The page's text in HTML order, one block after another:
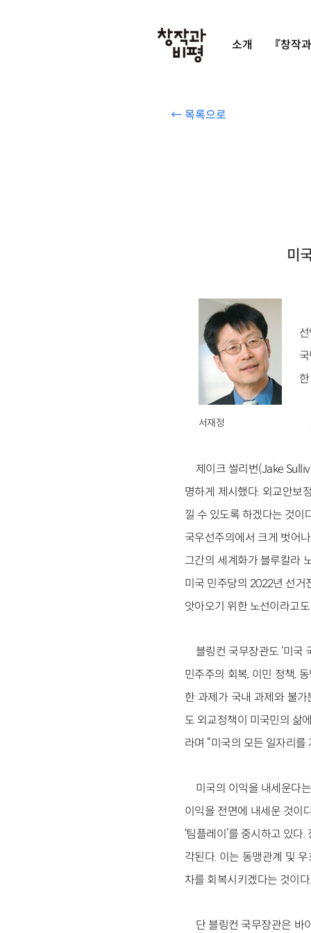
소개 『창작
← 목록으로
미
서재정
제이크 썰리번(Jake
명하게 제시했다. 외교안보
낄 수 있도록 하겠다는 것이
국우선주의에서 크게 벗어
그간의 세계화가 블루칼라
미국 민주당의 2022년 선거
앗아오기 위한 노선이라고
블링컨 국무장관도 ‘미국
민주주의 회복, 이민 정책,
한 과제가 국내 과제와 불가
도 외교정책이 미국민의 삶
라며 “미국의 모든 일자리
미국의 이익을 내세운다
이익을 전면에 내세운 것이
‘팀플레이’를 중시하고 있
각된다. 이는 동맹관계 및
차를 회복시키겠다는 것이
단 블링컨 국무장관은 바